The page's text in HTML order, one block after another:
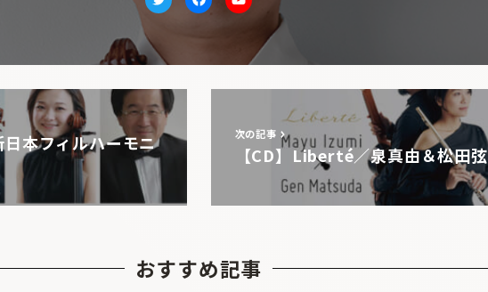
TwitterfacebookYoutube
本フィルハーモニ
次の記事
【CD】Liberté／泉真由＆松田弦
おすすめ記事